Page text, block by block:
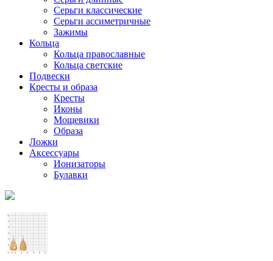
Серьги классические
Серьги ассиметричные
Зажимы
Кольца
Кольца православные
Кольца светские
Подвески
Кресты и образа
Кресты
Иконы
Мощевики
Образа
Ложки
Аксессуары
Ионизаторы
Булавки